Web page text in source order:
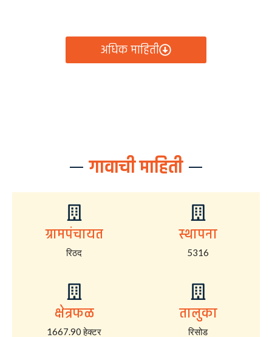
अधिक माहिती
गावाची माहिती
ग्रामपंचायत
रिठद
स्थापना
5316
क्षेत्रफळ
1667.90 हेक्टर
तालुका
रिसोड